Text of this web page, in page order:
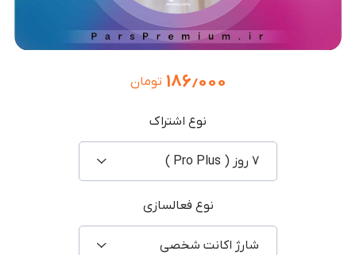
۱۸۶٫۰۰۰ تومان
نوع اشتراک
۷ روز ( Pro Plus )
نوع فعالسازی
شارژ اکانت شخصی